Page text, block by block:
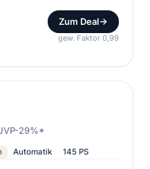
Zum Deal
gew. Faktor 0,99
GS Nav Kam PDC 17Z UVP-29%*
Automatik 145 PS